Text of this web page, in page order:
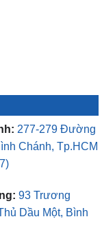
277-279 Đường
Chánh, Tp.HCM
93 Trương
Dầu Một, Bình